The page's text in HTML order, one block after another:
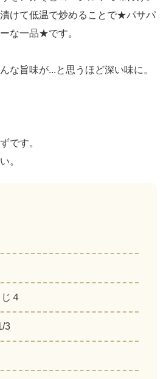
けて低温で炒めることで★パサパ
な一品★です。
な旨味が...と思うほど深い味に。
です。
。
４
3